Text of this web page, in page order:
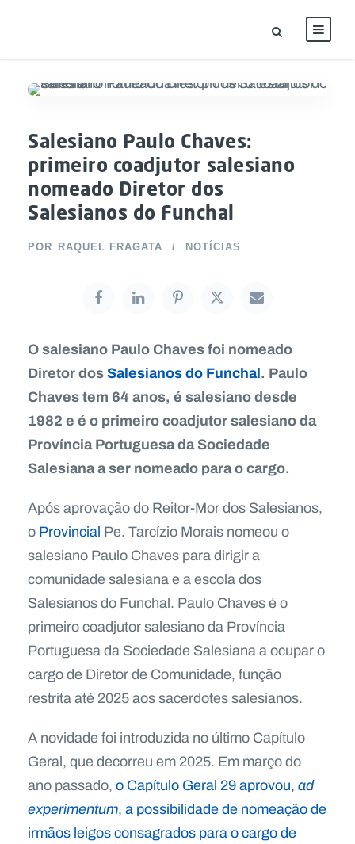
Salesiano Paulo Chaves:
primeiro coadjutor salesiano
nomeado Diretor dos
Salesianos do Funchal
POR RAQUEL FRAGATA NOTÍCIAS
O salesiano Paulo Chaves foi nomeado
Diretor dosSalesianos do Funchal. Paulo
Chaves tem 64 anos, é salesiano desde
1982 e é o primeiro coadjutor salesiano da
Província Portuguesa da Sociedade
Salesiana a ser nomeado para o cargo.
Após aprovação do Reitor-Mor dos Salesianos,
oProvincial Pe. Tarcízio Morais nomeou o
salesiano Paulo Chaves para dirigir a
comunidade salesiana e a escola dos
Salesianos do Funchal. Paulo Chaves é o
primeiro coadjutor salesiano da Província
Portuguesa da Sociedade Salesiana a ocupar o
cargo de Diretor de Comunidade, função
restrita até 2025 aos sacerdotes salesianos.
A novidade foi introduzida no último Capítulo
Geral, que decorreu em 2025. Em março do
ano passado,o Capítulo Geral 29 aprovou,ad
experimentum, a possibilidade de nomeação de
irmãos leigos consagrados para o cargo de